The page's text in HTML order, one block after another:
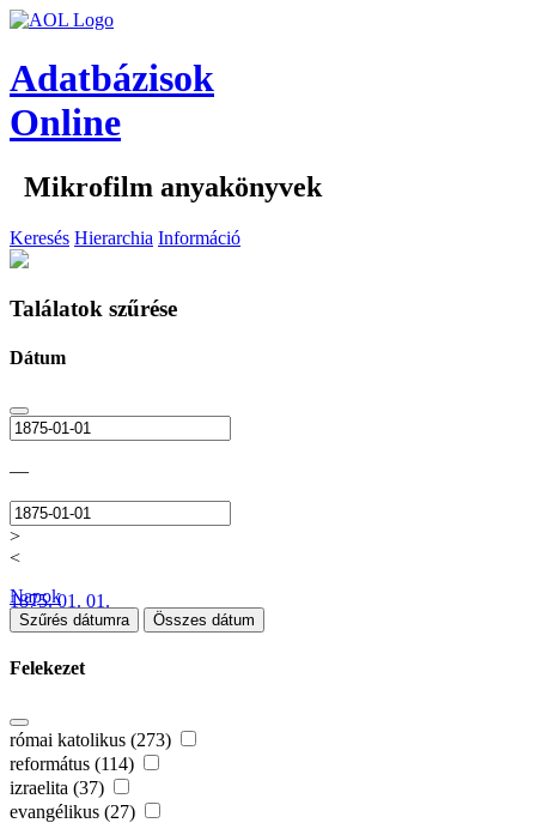
Adatbázisok
Online
Mikrofilm anyakönyvek
Keresés Hierarchia Információ
Találatok szűrése
Dátum
—
>
<
1875. 01. 01.
Napok
Szűrés dátumra Összes dátum
Felekezet
római katolikus (273)
református (114)
izraelita (37)
evangélikus (27)